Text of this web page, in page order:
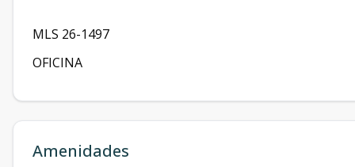
MLS 26-1497
OFICINA
Amenidades